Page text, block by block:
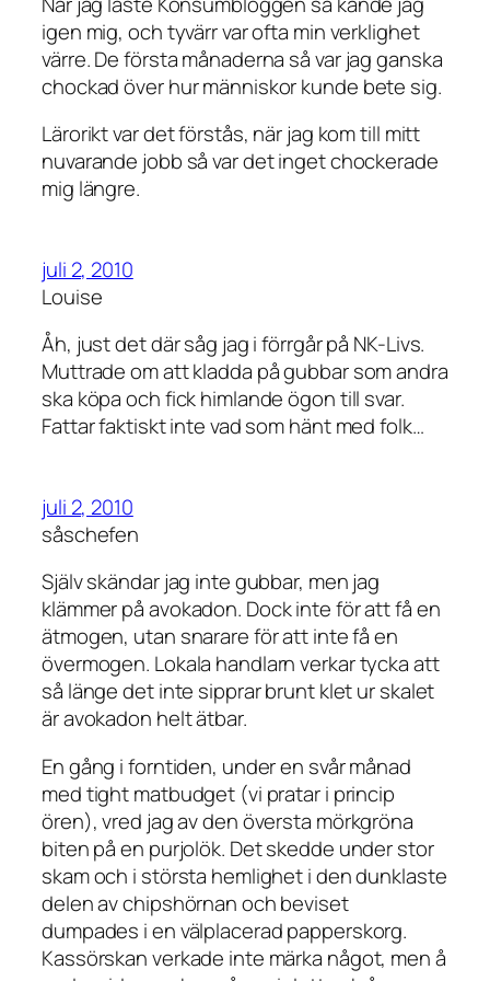
igen mig, och tyvärr var ofta min verklighet
värre. De första månaderna så var jag ganska
chockad över hur människor kunde bete sig.
Lärorikt var det förstås, när jag kom till mitt
nuvarande jobb så var det inget chockerade
mig längre.
juli 2, 2010
Louise
Åh, just det där såg jag i förrgår på NK-Livs.
Muttrade om att kladda på gubbar som andra
ska köpa och fick himlande ögon till svar.
Fattar faktiskt inte vad som hänt med folk…
juli 2, 2010
såschefen
Själv skändar jag inte gubbar, men jag
klämmer på avokadon. Dock inte för att få en
ätmogen, utan snarare för att inte få en
övermogen. Lokala handlarn verkar tycka att
så länge det inte sipprar brunt klet ur skalet
är avokadon helt ätbar.
En gång i forntiden, under en svår månad
med tight matbudget (vi pratar i princip
ören), vred jag av den översta mörkgröna
biten på en purjolök. Det skedde under stor
skam och i största hemlighet i den dunklaste
delen av chipshörnan och beviset
dumpades i en välplacerad papperskorg.
Kassörskan verkade inte märka något, men å